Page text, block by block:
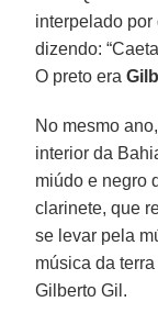
interpelado por
dizendo:
O preto era
No mesmo
interior da
miúdo e negro
clarinete, que
se levar pela
música da
Gilberto Gil.